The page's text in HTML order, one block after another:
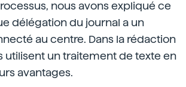
nous avons expliqué ce
délégation du journal a un
au centre. Dans la rédaction
utilisent un traitement de texte en
avantages.